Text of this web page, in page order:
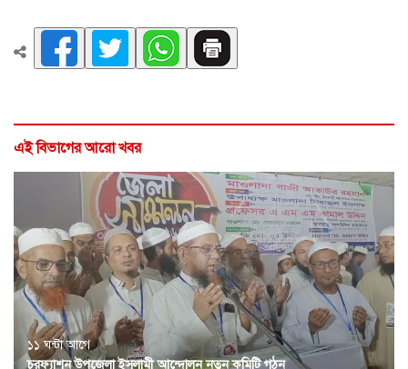
এই বিভাগের আরো খবর
১১ ঘন্টা আগে
চরফ্যাশন উপজেলা ইসলামী আন্দোলন নতুন কমিটি গঠন